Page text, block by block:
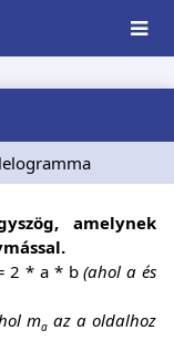
amelynek
2 * a * b(ahol a és
ma az a oldalhoz